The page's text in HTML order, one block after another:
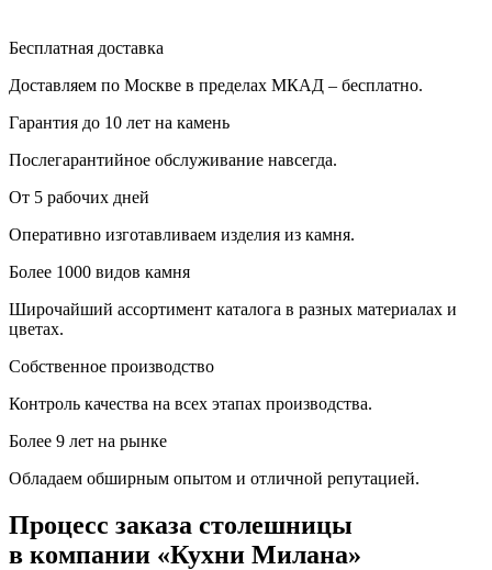
Бесплатная доставка
Доставляем по Москве в пределах МКАД – бесплатно.
Гарантия до 10 лет на камень
Послегарантийное обслуживание навсегда.
От 5 рабочих дней
Оперативно изготавливаем изделия из камня.
Более 1000 видов камня
Широчайший ассортимент каталога в разных материалах и
цветах.
Собственное производство
Контроль качества на всех этапах производства.
Более 9 лет на рынке
Обладаем обширным опытом и отличной репутацией.
Процесс заказа столешницы
в компании «Кухни Милана»